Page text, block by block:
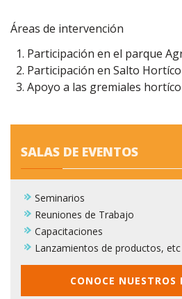
Áreas de intervención
Participación en el parque
Participación en Salto
Apoyo a las gremiales
SALAS DE EVENTOS
Seminarios
Reuniones de Trabajo
Capacitaciones
Lanzamientos de productos, etc
CONOCE NUESTROS